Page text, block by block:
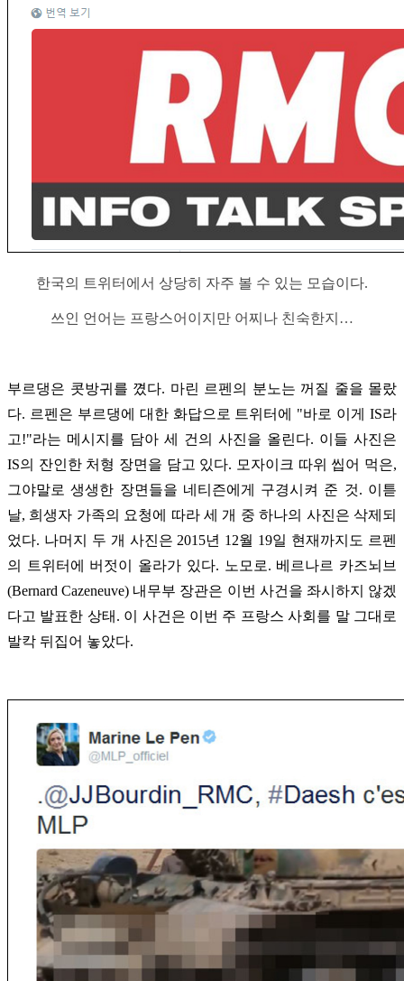
한국의 트위터에서 상당히 자주 볼 수 있는 모습이다.
쓰인 언어는 프랑스어이지만 어찌나 친숙한지…
부르댕은 콧방귀를 꼈다. 마린 르펜의 분노는 꺼질 줄을 몰랐
다. 르펜은 부르댕에 대한 화답으로 트위터에 "바로 이게 IS라
고!"라는 메시지를 담아 세 건의 사진을 올린다. 이들 사진은
IS의 잔인한 처형 장면을 담고 있다. 모자이크 따위 씹어 먹은,
그야말로 생생한 장면들을 네티즌에게 구경시켜 준 것. 이튿
날, 희생자 가족의 요청에 따라 세 개 중 하나의 사진은 삭제되
었다. 나머지 두 개 사진은 2015년 12월 19일 현재까지도 르펜
의 트위터에 버젓이 올라가 있다. 노모로. 베르나르 카즈뇌브
(Bernard Cazeneuve) 내무부 장관은 이번 사건을 좌시하지 않겠
다고 발표한 상태. 이 사건은 이번 주 프랑스 사회를 말 그대로
발칵 뒤집어 놓았다.